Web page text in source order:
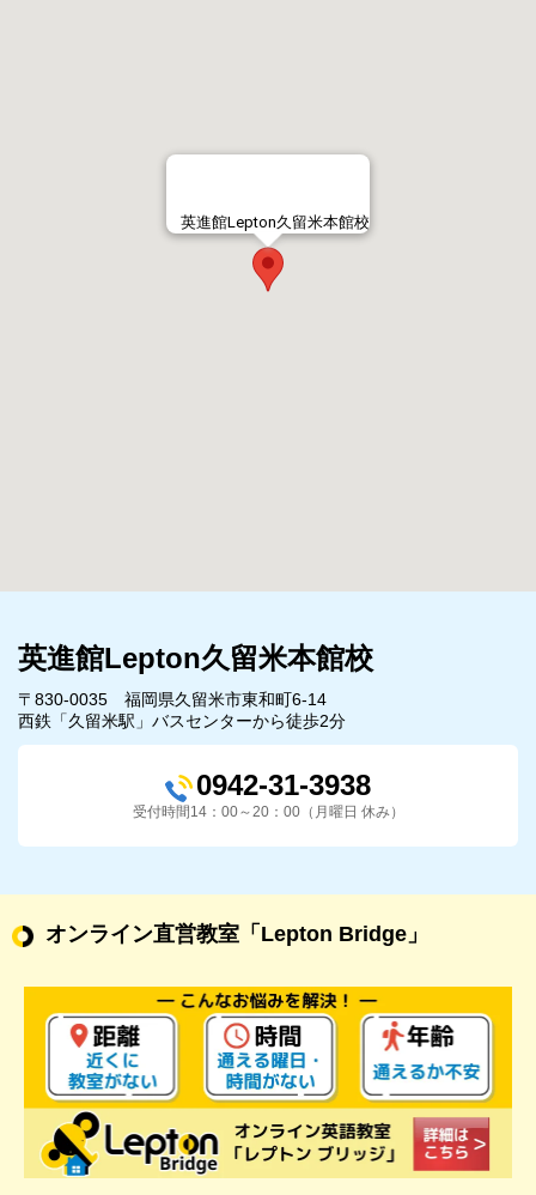
英進館Lepton久留米本館校
英進館Lepton久留米本館校
〒830-0035 福岡県久留米市東和町6-14
西鉄「久留米駅」バスセンターから徒歩2分
0942-31-3938
受付時間14：00～20：00（月曜日 休み）
オンライン直営教室 「Lepton Bridge」